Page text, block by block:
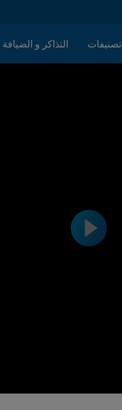
تصنيفات التذاكر و الضيافة